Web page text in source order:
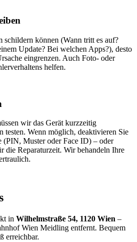
schildern können (Wann tritt es auf?
Update? Bei welchen Apps?), desto
eingrenzen. Auch Foto- oder
helfen.
wir das Gerät kurzzeitig
testen. Wenn möglich, deaktivieren Sie
(PIN, Muster oder Face ID) – oder
die Reparaturzeit. Wir behandeln Ihre
in Wilhelmstraße 54, 1120 Wien –
Wien Meidling entfernt. Bequem
erreichbar.